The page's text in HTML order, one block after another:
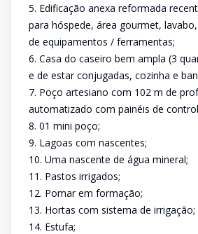
5. Edificação anexa reformada
para hóspede, área gourmet,
de equipamentos / ferramentas;
6. Casa do caseiro bem ampla (3
e de estar conjugadas, cozinha e
7. Poço artesiano com 102 m de
automatizado com painéis de
8. 01 mini poço;
9. Lagoas com nascentes;
10. Uma nascente de água mineral;
11. Pastos irrigados;
12. Pomar em formação;
13. Hortas com sistema de irrigação;
14. Estufa;